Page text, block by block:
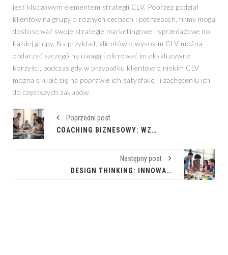
jest kluczowym elementem strategii CLV. Poprzez podział
klientów na grupy o różnych cechach i potrzebach, firmy mogą
dostosować swoje strategie marketingowe i sprzedażowe do
każdej grupy. Na przykład, klientów o wysokim CLV można
obdarzać szczególną uwagą i oferować im ekskluzywne
korzyści, podczas gdy w przypadku klientów o niskim CLV
można skupić się na poprawie ich satysfakcji i zachęceniu ich
do częstszych zakupów.
Poprzedni post
COACHING BIZNESOWY: WZNIEŚ SWÓJ BIZNES NA WYŻSZY POZIOM
Następny post
DESIGN THINKING: INNOWACYJNE PODEJŚCIE DO ROZWIĄZYWANIA PROBLEMÓW